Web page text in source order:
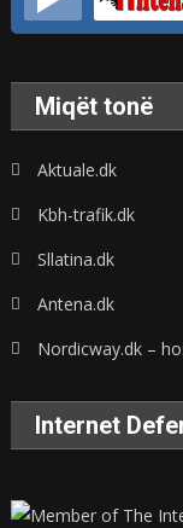
Miqët tonë
Aktuale.dk
Kbh-trafik.dk
Sllatina.dk
Antena.dk
Nordicway.dk –
Internet